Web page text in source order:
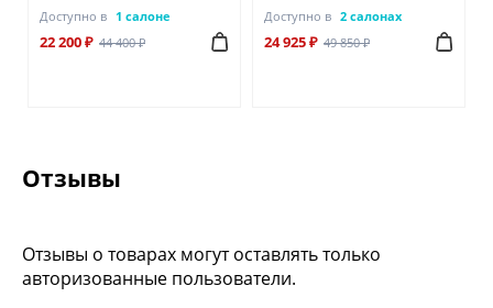
Доступно в 1 салоне
22 200 ₽ 44 400 ₽
Доступно в 2 салонах
24 925 ₽ 49 850 ₽
Отзывы
Отзывы о товарах могут оставлять только
авторизованные пользователи.